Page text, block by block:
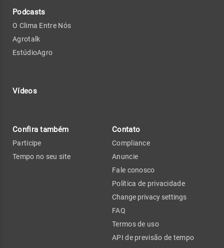
Podcasts
O Clima Entre Nós
Agrotalk
EstúdioAgro
Vídeos
Confira também
Participe
Tempo no seu site
Contato
Compliance
Anuncie
Fale conosco
Política de privacidade
Change privacy settings
FAQ
Termos de uso
API de previsão de tempo